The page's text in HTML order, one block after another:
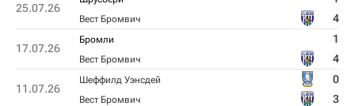
25.07.26
Вест Бромвич 4
17.07.26
Бромли 1
Вест Бромвич 4
11.07.26
Шеффилд Уэнсдей 0
Вест Бромвич 3